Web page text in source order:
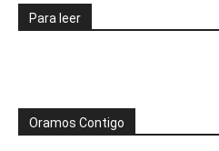
Para leer
Oramos Contigo